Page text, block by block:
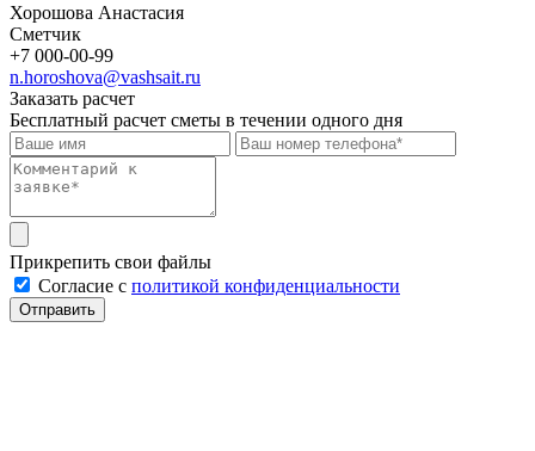
Хорошова Анастасия
Сметчик
+7 000-00-99
n.horoshova@vashsait.ru
Заказать расчет
Бесплатный расчет сметы в течении одного дня
Прикрепить свои файлы
Cогласие с политикой конфиденциальности
Отправить